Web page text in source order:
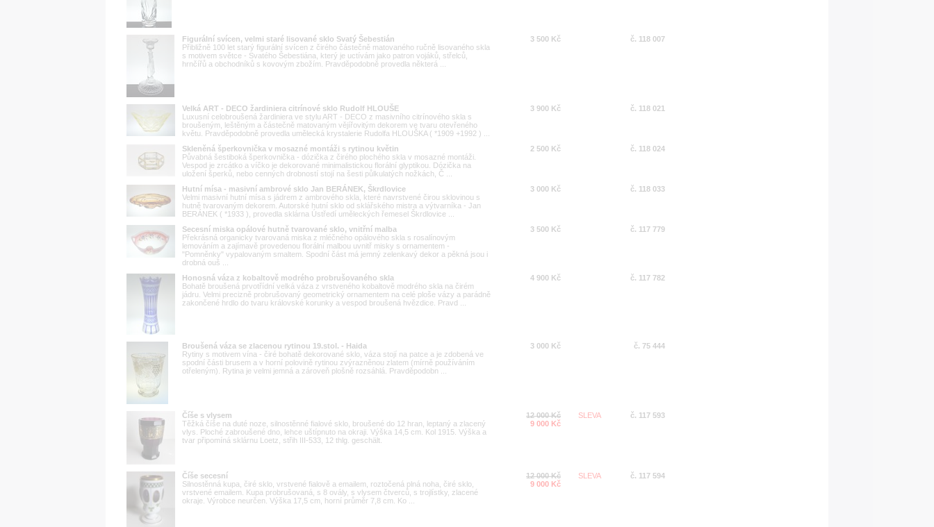
Figurální svícen, velmi staré lisované sklo Svatý Šebestián
Přibližně 100 let starý figurální svícen z čirého částečně matovaného ručně lisovaného skla
s motivem světce - Svatého Šebestiána, který je uctívám jako patron vojáků, střelců,
hrnčířů a obchodníků s kovovým zbožím. Pravděpodobně provedla některá ...
3 500 Kč č. 118 007
Velká ART - DECO žardiniera citrínové sklo Rudolf HLOUŠE
Luxusní celobroušená žardiniera ve stylu ART - DECO z masivního citrínového skla s
broušeným, leštěným a částečně matovaným vějířovitým dekorem ve tvaru otevřeného
květu. Pravděpodobně provedla umělecká krystalerie Rudolfa HLOUŠKA ( *1909 +1992 ) ...
3 900 Kč č. 118 021
Skleněná šperkovnička v mosazné montáži s rytinou květin
Půvabná šestiboká šperkovnička - dózička z čirého plochého skla v mosazné montáži.
Vespod je zrcátko a víčko je dekorované minimalistickou florální glyptikou. Dózička na
uložení šperků, nebo cenných drobností stojí na šesti půlkulatých nožkách, Č ...
2 500 Kč č. 118 024
Hutní mísa - masivní ambrové sklo Jan BERÁNEK, Škrdlovice
Velmi masivní hutní mísa s jádrem z ambrového skla, které navrstvené čirou sklovinou s
hutně tvarovaným dekorem. Autorské hutní sklo od sklářského mistra a výtvarníka - Jan
BERÁNEK ( *1933 ), provedla sklárna Ústředí uměleckých řemesel Škrdlovice ...
3 000 Kč č. 118 033
Secesní miska opálové hutně tvarované sklo, vnitřní malba
Překrásná organicky tvarovaná miska z mléčného opálového skla s rosalínovým
lemováním a zajímavě provedenou florální malbou uvnitř misky s ornamentem -
"Pomněnky" vypalovaným smaltem. Spodní část má jemný zelenkavý dekor a pěkná jsou i
drobná ouš ...
3 500 Kč č. 117 779
Honosná váza z kobaltově modrého probrušovaného skla
Bohatě broušená prvotřídní velká váza z vrstveného kobaltově modrého skla na čirém
jádru. Velmi precizně probrušovaný geometrický ornamentem na celé ploše vázy a parádně
zakončené hrdlo do tvaru královské korunky a vespod broušená hvězdice. Pravd ...
4 900 Kč č. 117 782
Broušená váza se zlacenou rytinou 19.stol. - Haida
Rytiny s motivem vína - čiré bohatě dekorované sklo, váza stojí na patce a je zdobená ve
spodní části brusem a v horní polovině rytinou zvýrazněnou zlatem (mírně používáním
otřeleným). Rytina je velmi jemná a zároveň plošně rozsáhlá. Pravděpodobn ...
3 000 Kč č. 75 444
Číše s vlysem
Těžká číše na duté noze, silnostěnné fialové sklo, broušené do 12 hran, leptaný a zlacený
vlys. Ploché zabroušené dno, lehce uštípnuto na okraji. Výška 14,5 cm. Kol 1915. Výška a
tvar připomíná sklárnu Loetz, střih III-533, 12 thlg. geschält.
12 000 Kč
9 000 Kč
SLEVA č. 117 593
Číše secesní
Silnostěnná kupa, čiré sklo, vrstvené fialově a emailem, roztočená plná noha, čiré sklo,
vrstvené emailem. Kupa probrušovaná, s 8 ovály, s vlysem čtverců, s trojlístky, zlacené
okraje. Výrobce neurčen. Výška 17,5 cm, horní průměr 7,8 cm. Ko ...
12 000 Kč
9 000 Kč
SLEVA č. 117 594